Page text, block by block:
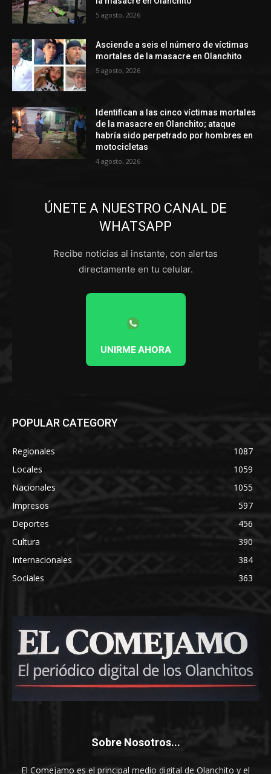
5 agosto, 2026
Asciende a seis el número de víctimas
mortales de la masacre en Olanchito
5 agosto, 2026
Identifican a las cinco víctimas mortales
de la masacre en Olanchito; ataque
habría sido perpetrado por hombres en
motocicletas
4 agosto, 2026
ÚNETE A NUESTRO CANAL DE
WHATSAPP
Recibe noticias al instante, con alertas
directamente en tu celular.
UNIRME AHORA
POPULAR CATEGORY
Regionales
1087
Locales
1059
Nacionales
1055
Impresos
597
Deportes
456
Cultura
390
Internacionales
384
Sociales
363
Sobre Nosotros...
El Comejamo es el principal medio digital de Olanchito y el